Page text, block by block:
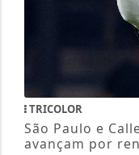
TRICOLOR
São Paulo e
avançam por